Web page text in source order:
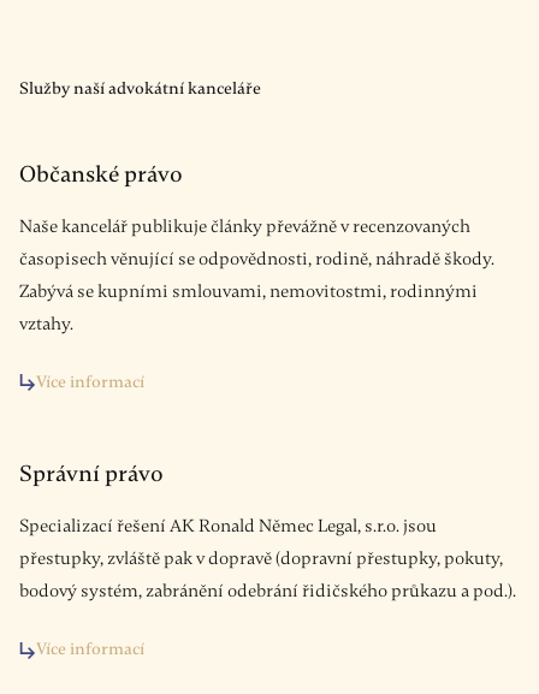
Služby naší advokátní kanceláře
Občanské právo
Naše kancelář publikuje články převážně v recenzovaných
časopisech věnující se odpovědnosti, rodině, náhradě škody.
Zabývá se kupními smlouvami, nemovitostmi, rodinnými
vztahy.
Více informací
Správní právo
Specializací řešení AK Ronald Němec Legal, s.r.o. jsou
přestupky, zvláště pak v dopravě (dopravní přestupky, pokuty,
bodový systém, zabránění odebrání řidičského průkazu a pod.).
Více informací